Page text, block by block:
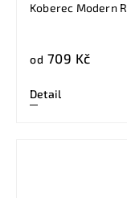
Koberec Modern
od 709 Kč
Detail